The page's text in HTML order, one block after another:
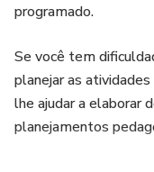
programado.
Se você tem
planejar as
lhe ajudar a elaborar
planejamentos